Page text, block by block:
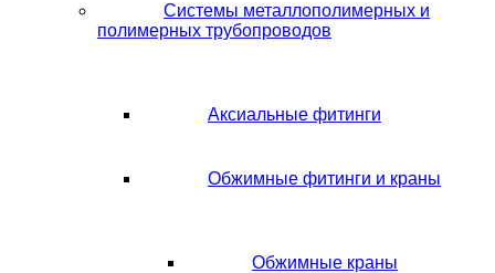
Системы металлополимерных и
полимерных трубопроводов
Аксиальные фитинги
Обжимные фитинги и краны
Обжимные краны